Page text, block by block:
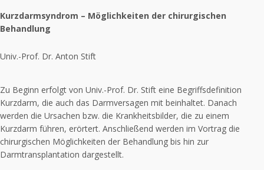
Kurzdarmsyndrom – Möglichkeiten der chirurgischen
Behandlung
Univ.-Prof. Dr. Anton Stift
Zu Beginn erfolgt von Univ.-Prof. Dr. Stift eine Begriffsdefinition
Kurzdarm, die auch das Darmversagen mit beinhaltet. Danach
werden die Ursachen bzw. die Krankheitsbilder, die zu einem
Kurzdarm führen, erörtert. Anschließend werden im Vortrag die
chirurgischen Möglichkeiten der Behandlung bis hin zur
Darmtransplantation dargestellt.